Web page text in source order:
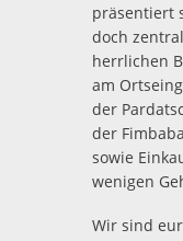
präsentiert
doch
herrlichen
am
der
der
sowie
wenigen
Wir sind